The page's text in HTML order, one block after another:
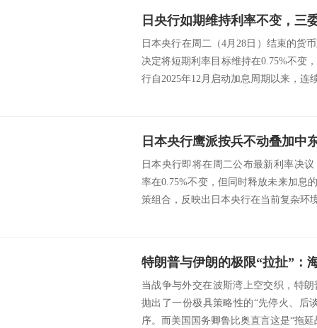
日本央行在周二（4月28日）结束的货
决定将短期利率目标维持在0.75%不变
行自2025年12月启动加息周期以来，连
日本央行即将在周二公布最新利率决
率在0.75%不变，但同时释放未来加息
策组合，反映出日本央行在当前复杂环
当战争与外交在波斯湾上空交织，特
抛出了一份极具策略性的“先停火、后
序。而美国国务卿鲁比奥直言这是“拖